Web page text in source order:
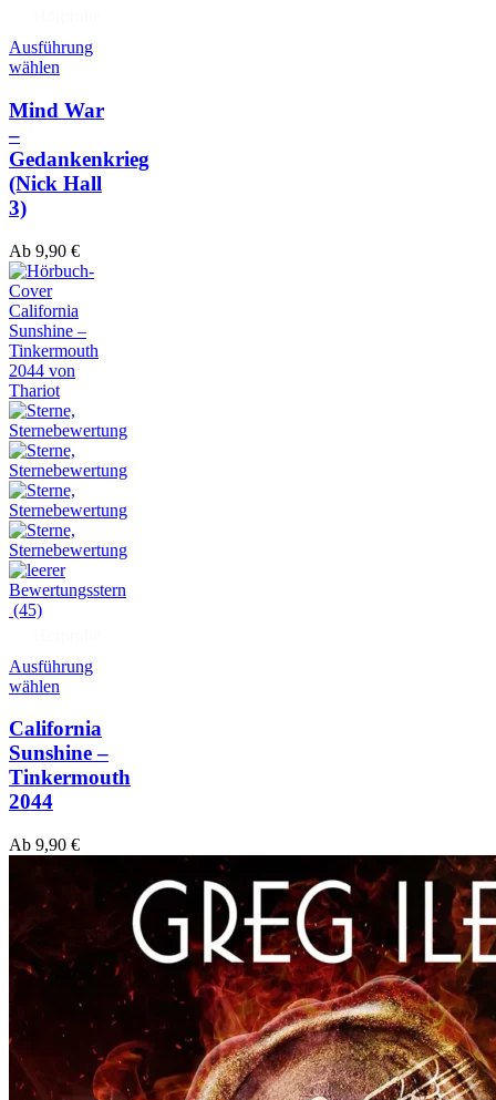
Ausführung
wählen
Mind War
–
Gedankenkrieg
(Nick Hall
3)
Ab 9,90 €
(45)
Ausführung
wählen
California
Sunshine –
Tinkermouth
2044
Ab 9,90 €